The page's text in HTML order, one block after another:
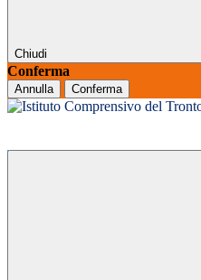
Chiudi
Conferma
Annulla Conferma